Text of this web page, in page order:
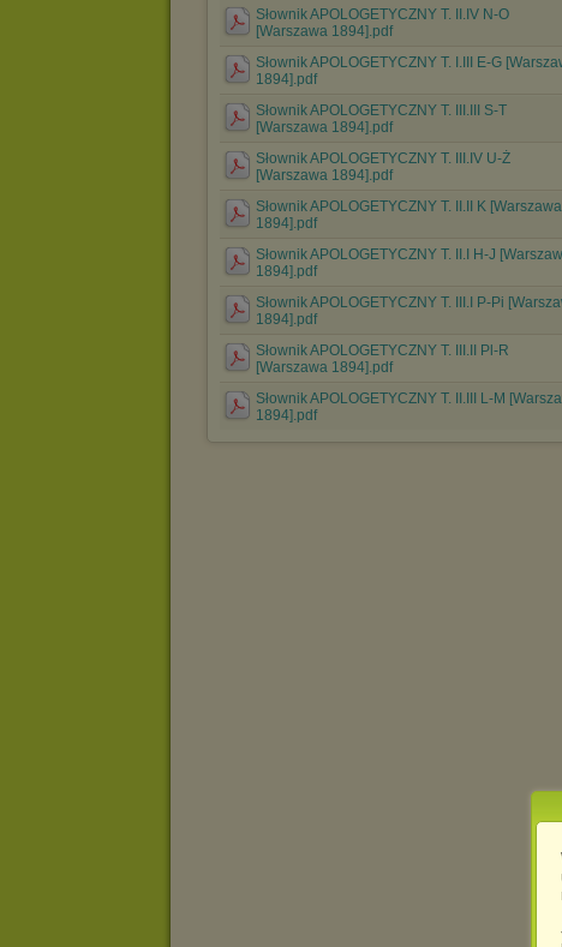
Słownik APOLOGETYCZNY T. II.IV N-O
[Warszawa 1894].pdf
Słownik APOLOGETYCZNY T. I.III E-G
1894].pdf
Słownik APOLOGETYCZNY T. III.III S-T
[Warszawa 1894].pdf
Słownik APOLOGETYCZNY T. III.IV U-Ż
[Warszawa 1894].pdf
Słownik APOLOGETYCZNY T. II.II K [Warszawa
1894].pdf
Słownik APOLOGETYCZNY T. II.I H-J
1894].pdf
Słownik APOLOGETYCZNY T. III.I P-Pi
1894].pdf
Słownik APOLOGETYCZNY T. III.II Pl-R
[Warszawa 1894].pdf
Słownik APOLOGETYCZNY T. II.III L-M
1894].pdf